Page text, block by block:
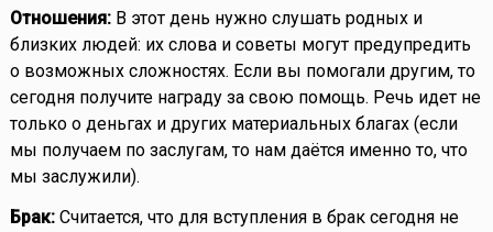
Отношения:В этот день нужно слушать родных и
близких людей: их слова и советы могут предупредить
о возможных сложностях. Если вы помогали другим, то
сегодня получите награду за свою помощь. Речь идет не
только о деньгах и других материальных благах (если
мы получаем по заслугам, то нам даётся именно то, что
мы заслужили).
Брак:Считается, что для вступления в брак сегодня не